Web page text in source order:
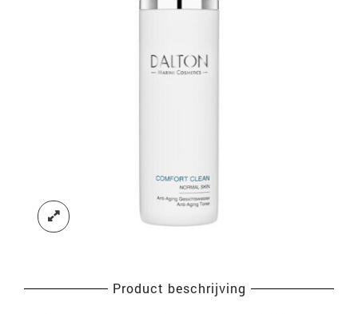
Product beschrijving